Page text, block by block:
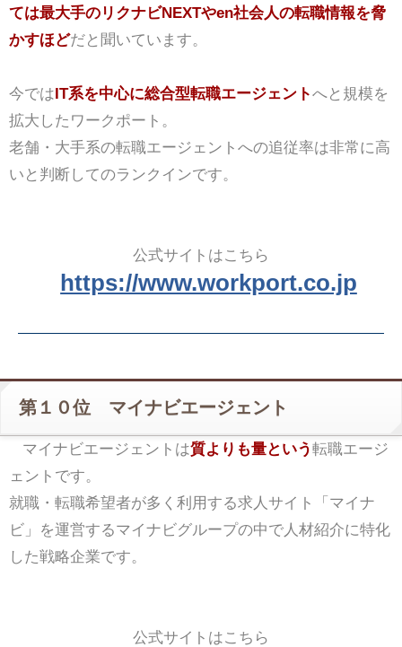
ては最大手のリクナビNEXTやen社会人の転職情報を脅
かすほどだと聞いています。
今ではIT系を中心に総合型転職エージェントへと規模を
拡大したワークポート。
老舗・大手系の転職エージェントへの追従率は非常に高
いと判断してのランクインです。
公式サイトはこちら
https://www.workport.co.jp
第１０位 マイナビエージェント
マイナビエージェントは質よりも量という転職エージ
ェントです。
就職・転職希望者が多く利用する求人サイト「マイナ
ビ」を運営するマイナビグループの中で人材紹介に特化
した戦略企業です。
公式サイトはこちら